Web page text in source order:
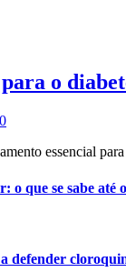
o
0
essencial
o que se sabe até
defender